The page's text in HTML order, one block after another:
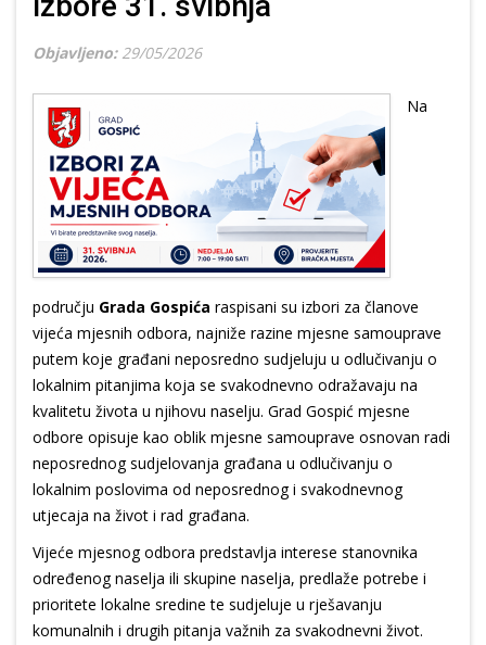
Objavljeno: 29/05/2026
Na
području Grada Gospića raspisani su izbori za članove
vijeća mjesnih odbora, najniže razine mjesne samouprave
putem koje građani neposredno sudjeluju u odlučivanju o
lokalnim pitanjima koja se svakodnevno odražavaju na
kvalitetu života u njihovu naselju. Grad Gospić mjesne
odbore opisuje kao oblik mjesne samouprave osnovan radi
neposrednog sudjelovanja građana u odlučivanju o
lokalnim poslovima od neposrednog i svakodnevnog
utjecaja na život i rad građana.
Vijeće mjesnog odbora predstavlja interese stanovnika
određenog naselja ili skupine naselja, predlaže potrebe i
prioritete lokalne sredine te sudjeluje u rješavanju
komunalnih i drugih pitanja važnih za svakodnevni život.